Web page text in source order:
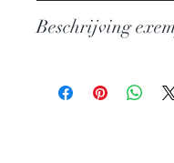
Uitgever: Boktor
Verschijningsdatum:
Beschrijving